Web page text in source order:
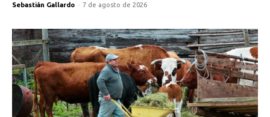
Sebastián Gallardo - 7 de agosto de 2026